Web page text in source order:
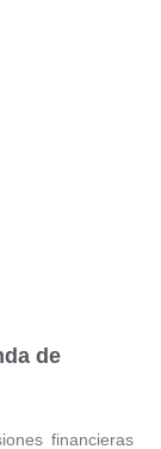
de
financieras